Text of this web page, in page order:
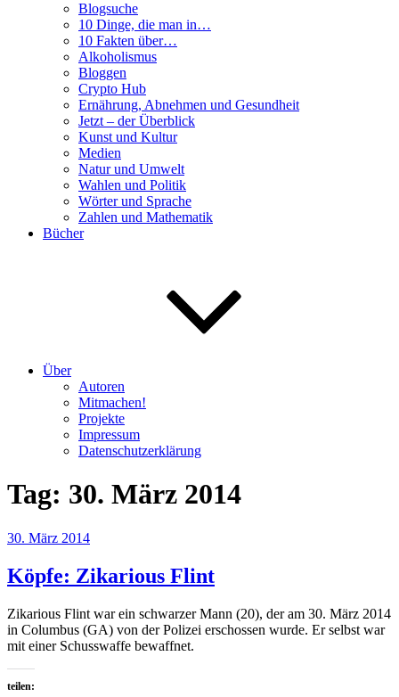
Blogsuche
10 Dinge, die man in…
10 Fakten über…
Alkoholismus
Bloggen
Crypto Hub
Ernährung, Abnehmen und Gesundheit
Jetzt – der Überblick
Kunst und Kultur
Medien
Natur und Umwelt
Wahlen und Politik
Wörter und Sprache
Zahlen und Mathematik
Bücher
Über
Autoren
Mitmachen!
Projekte
Impressum
Datenschutzerklärung
Tag: 30. März 2014
Veröffentlicht
30. März 2014
Köpfe: Zikarious Flint
Zikarious Flint war ein schwarzer Mann (20), der am 30. März 2014
in Columbus (GA) von der Polizei erschossen wurde. Er selbst war
mit einer Schusswaffe bewaffnet.
teilen: